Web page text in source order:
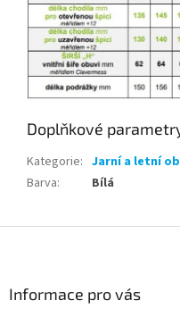
Doplňkové
Kategorie: Jarní a letní
Barva: Bílá
Informace pro vás